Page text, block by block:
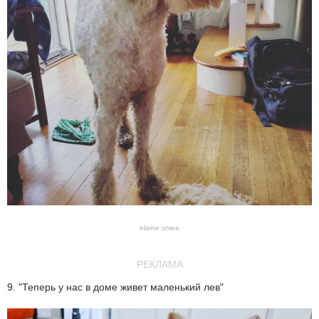
elaine.smee
РЕКЛАМА
9. "Теперь у нас в доме живет маленький лев"